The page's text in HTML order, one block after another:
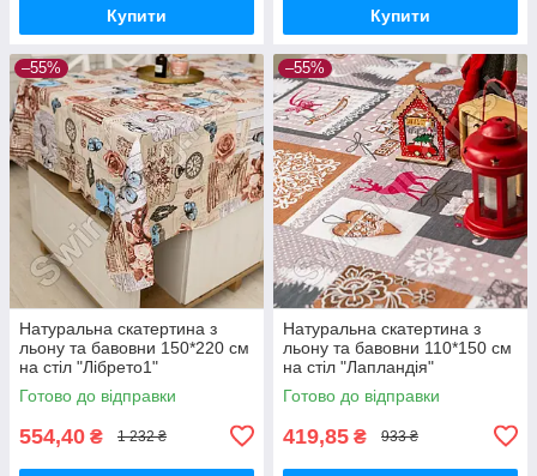
Купити Купити
–55%
Натуральна скатертина з
льону та бавовни 150*220 см
на стіл "Лібрето1"
Готово до відправки
554,40 ₴ 1 232 ₴
–55%
Натуральна скатертина з
льону та бавовни 110*150 см
на стіл "Лапландія"
Готово до відправки
419,85 ₴ 933 ₴